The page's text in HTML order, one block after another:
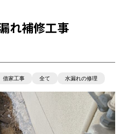
れ補修工事
借家工事 全て 水漏れの修理